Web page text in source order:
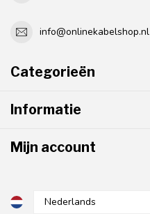
info@onlinekabelshop.nl
Categorieën
Informatie
Mijn account